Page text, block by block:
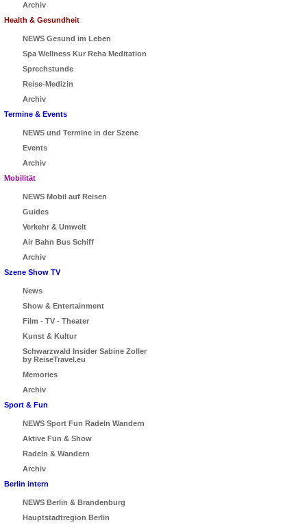
Archiv
Health & Gesundheit
NEWS Gesund im Leben
Spa Wellness Kur Reha Meditation
Sprechstunde
Reise-Medizin
Archiv
Termine & Events
NEWS und Termine in der Szene
Events
Archiv
Mobilität
NEWS Mobil auf Reisen
Guides
Verkehr & Umwelt
Air Bahn Bus Schiff
Archiv
Szene Show TV
News
Show & Entertainment
Film - TV - Theater
Kunst & Kultur
Schwarzwald Insider Sabine Zoller
by ReiseTravel.eu
Memories
Archiv
Sport & Fun
NEWS Sport Fun Radeln Wandern
Aktive Fun & Show
Radeln & Wandern
Archiv
Berlin intern
NEWS Berlin & Brandenburg
Hauptstadtregion Berlin